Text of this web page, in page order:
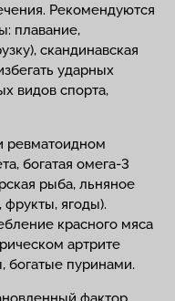
Рекомендуются
плавание,
скандинавская
ударных
видов спорта,
ревматоидном
богатая омега-3
рыба, льняное
ягоды).
красного мяса
артрите
богатые пуринами.